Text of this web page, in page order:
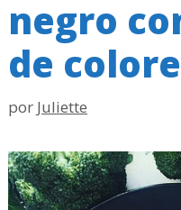
negro
de
por Juliette